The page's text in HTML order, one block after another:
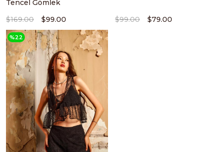
Tencel Gömlek
$99.00
$169.00 $79.00
$99.00
%22